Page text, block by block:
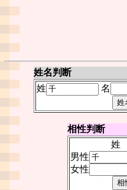
姓名判断
姓
名
相性判断
姓
男性
女性